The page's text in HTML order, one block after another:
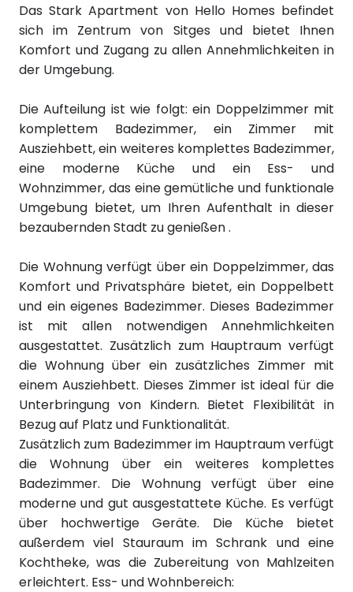
Das Stark Apartment von Hello Homes befindet
sich im Zentrum von Sitges und bietet Ihnen
Komfort und Zugang zu allen Annehmlichkeiten in
der Umgebung.
Die Aufteilung ist wie folgt: ein Doppelzimmer mit
komplettem Badezimmer, ein Zimmer mit
Ausziehbett, ein weiteres komplettes Badezimmer,
eine moderne Küche und ein Ess- und
Wohnzimmer, das eine gemütliche und funktionale
Umgebung bietet, um Ihren Aufenthalt in dieser
bezaubernden Stadt zu genießen .
Die Wohnung verfügt über ein Doppelzimmer, das
Komfort und Privatsphäre bietet, ein Doppelbett
und ein eigenes Badezimmer. Dieses Badezimmer
ist mit allen notwendigen Annehmlichkeiten
ausgestattet. Zusätzlich zum Hauptraum verfügt
die Wohnung über ein zusätzliches Zimmer mit
einem Ausziehbett. Dieses Zimmer ist ideal für die
Unterbringung von Kindern. Bietet Flexibilität in
Bezug auf Platz und Funktionalität.
Zusätzlich zum Badezimmer im Hauptraum verfügt
die Wohnung über ein weiteres komplettes
Badezimmer.
Die Wohnung verfügt über eine
moderne und gut ausgestattete Küche. Es verfügt
über hochwertige Geräte. Die Küche bietet
außerdem viel Stauraum im Schrank und eine
Kochtheke, was die Zubereitung von Mahlzeiten
erleichtert. Ess- und Wohnbereich: